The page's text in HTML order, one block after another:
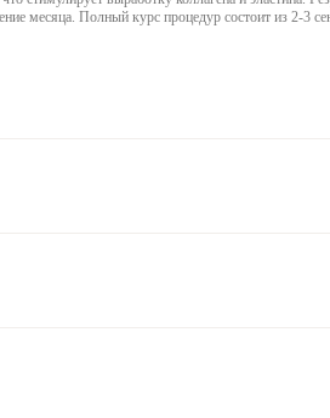
месяца. Полный курс процедур состоит из 2-3